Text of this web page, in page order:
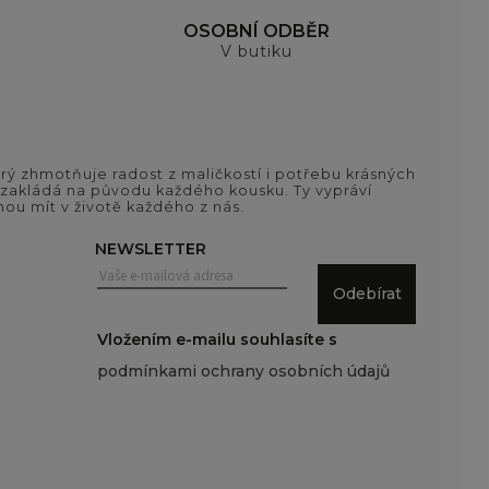
OSOBNÍ ODBĚR
V butiku
zhmotňuje radost z maličkostí i potřebu krásných
na původu každého kousku. Ty vypráví
mít v životě každého z nás.
NEWSLETTER
Odebírat
Vložením e-mailu souhlasíte s
podmínkami ochrany osobních údajů